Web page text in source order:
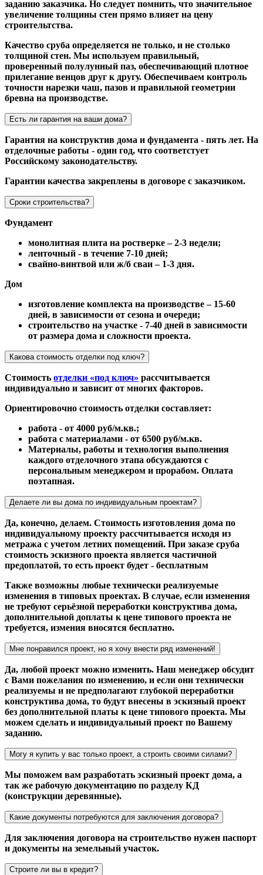
заданию заказчика. Но следует помнить, что значительное
увеличение толщины стен прямо влияет на цену
строительтства.
Качество сруба определяется не только, и не столько
толщиной стен. Мы используем правильный,
проверенный полулунный паз, обеспечивающий плотное
прилегание венцов друг к другу. Обеспечиваем контроль
точности нарезки чаш, пазов и правильной геометрии
бревна на производстве.
Есть ли гарантия на ваши дома?
Гарантия на конструктив дома и фундамента - пять лет. На
отделочные работы - один год, что соответстует
Российскому законодательству.
Гарантии качества закреплены в договоре с заказчиком.
Сроки строительства?
Фундамент
монолитная плита на ростверке – 2-3 недели;
ленточный - в течение 7-10 дней;
свайно-винтвой или ж/б сваи – 1-3 дня.
Дом
изготовление комплекта на производстве – 15-60
дней, в зависимости от сезона и очереди;
строительство на участке - 7-40 дней в зависимости
от размера дома и сложности проекта.
Какова стоимость отделки под ключ?
Стоимость отделки «под ключ» рассчитывается
индивидуально и зависит от многих факторов.
Ориентировочно стоимость отделки составляет:
работа - от 4000 руб/м.кв.;
работа с материалами - от 6500 руб/м.кв.
Материалы, работы и технология выполнения
каждого отделочного этапа обсуждаются с
персональным менеджером и прорабом. Оплата
поэтапная.
Делаете ли вы дома по индивидуальным проектам?
Да, конечно, делаем. Стоимость изготовления дома по
индивидуальному проекту рассчитывается исходя из
метража с учетом летних помещений. При заказе сруба
стоимость эскизного проекта является частичной
предоплатой, то есть проект будет - бесплатным
Также возможны любые технически реализуемые
изменения в типовых проектах. В случае, если изменения
не требуют серьёзной переработки конструктива дома,
дополнительной доплаты к цене типового проекта не
требуется, измения вносятся бесплатно.
Мне понравился проект, но я хочу внести ряд изменений!
Да, любой проект можно изменить. Наш менеджер обсудит
с Вами пожелания по изменению, и если они технически
реализуемы и не предполагают глубокой переработки
конструктива дома, то будут внесены в эскизный проект
без дополнительной платы к цене типового проекта. Мы
можем сделать и индивидуальный проект по Вашему
заданию.
Могу я купить у вас только проект, а строить своими силами?
Мы поможем вам разработать эскизный проект дома, а
так же рабочую документацию по разделу КД
(конструкции деревянные).
Какие документы потребуются для заключения договора?
Для заключения договора на строительство нужен паспорт
и документы на земельный участок.
Строите ли вы в кредит?